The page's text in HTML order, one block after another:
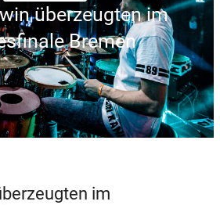
überzeugten im
Bremen
im